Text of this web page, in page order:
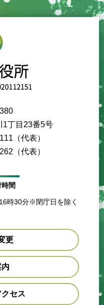
1丁目23番5号
（代表）
（代表）
間
時30分※閉庁日を除く
更
セス